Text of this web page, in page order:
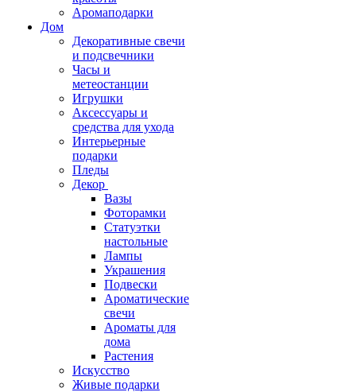
Аромаподарки
Дом
Декоративные свечи
и подсвечники
Часы и
метеостанции
Игрушки
Аксессуары и
средства для ухода
Интерьерные
подарки
Пледы
Декор
Вазы
Фоторамки
Статуэтки
настольные
Лампы
Украшения
Подвески
Ароматические
свечи
Ароматы для
дома
Растения
Искусство
Живые подарки